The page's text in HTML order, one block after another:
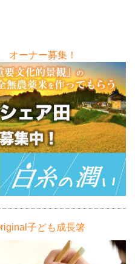
オーナー募集！
子ども成長箸